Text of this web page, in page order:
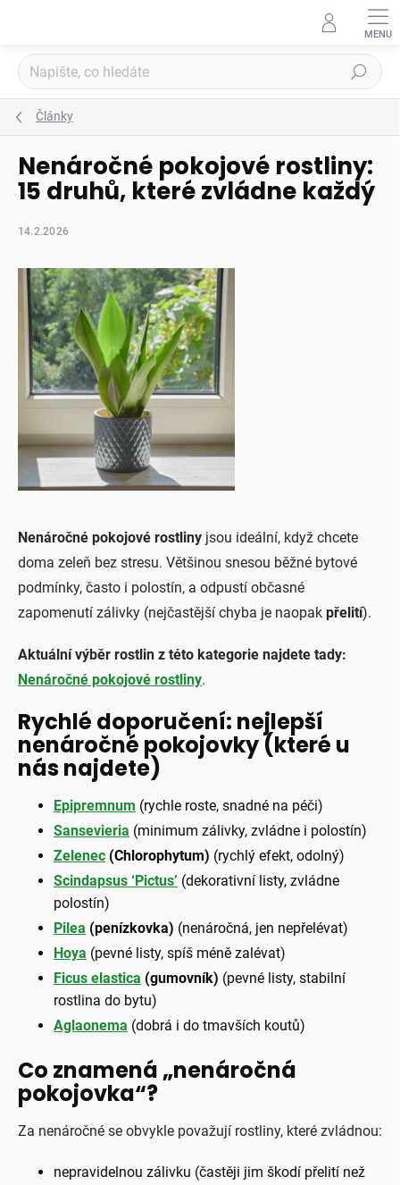
Hledat
Články
Nenáročné pokojové rostliny:
15 druhů, které zvládne každý
14.2.2026
Nenáročné pokojové rostliny jsou ideální, když chcete
doma zeleň bez stresu. Většinou snesou běžné bytové
podmínky, často i polostín, a odpustí občasné
zapomenutí zálivky (nejčastější chyba je naopak přelití).
Aktuální výběr rostlin z této kategorie najdete tady:
Nenáročné pokojové rostliny.
Rychlé doporučení: nejlepší
nenáročné pokojovky (které u
nás najdete)
Epipremnum (rychle roste, snadné na péči)
Sansevieria (minimum zálivky, zvládne i polostín)
Zelenec (Chlorophytum) (rychlý efekt, odolný)
Scindapsus ‘Pictus’ (dekorativní listy, zvládne
polostín)
Pilea (penízkovka) (nenáročná, jen nepřelévat)
Hoya (pevné listy, spíš méně zalévat)
Ficus elastica (gumovník) (pevné listy, stabilní
rostlina do bytu)
Aglaonema (dobrá i do tmavších koutů)
Co znamená „nenáročná
pokojovka“?
Za nenáročné se obvykle považují rostliny, které zvládnou:
nepravidelnou zálivku (častěji jim škodí přelití než